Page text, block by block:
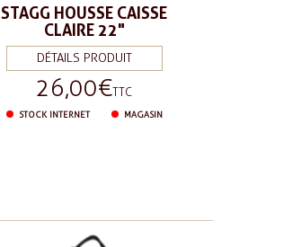
STAGG HOUSSE CAISSE
CLAIRE 22"
DÉTAILS PRODUIT
Prix
26,00 €TTC
STOCK INTERNET MAGASIN